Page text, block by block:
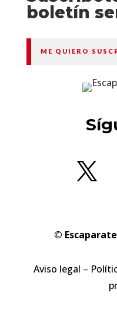
boletín
ME QUIERO
©
Aviso legal –